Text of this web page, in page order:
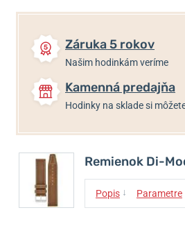
Záruka 5 rokov
Našim hodinkám veríme
Kamenná predajňa
Hodinky na sklade si
Remienok Di-
Popis ↓ Parametre